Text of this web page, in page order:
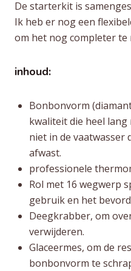
De starterkit is
Ik heb er nog een
om het nog completer te
inhoud:
Bonbonvorm
kwaliteit die heel lang
niet in de vaatwasser
afwast.
professionele
Rol met 16 wegwerp
gebruik en het
Deegkrabber, om
verwijderen.
Glaceermes, om de
bonbonvorm te